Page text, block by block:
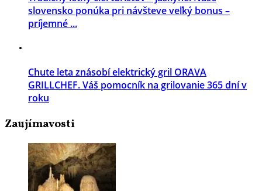
slovensko ponúka pri návšteve veľký bonus –
príjemné ...
Chute leta znásobí elektrický gril ORAVA
GRILLCHEF. Váš pomocník na grilovanie 365 dní v
roku
Zaujímavosti